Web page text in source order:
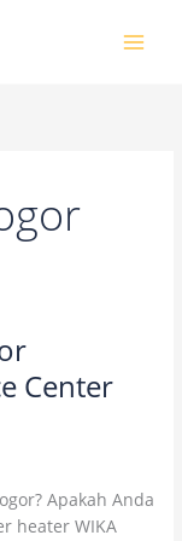
Center
Apakah Anda
heater WIKA